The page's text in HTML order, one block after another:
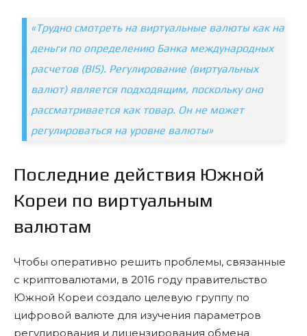
«Трудно смотреть на виртуальные валюты как на
деньги по определению Банка международных
расчетов (BIS). Регулирование (виртуальных
валют) является подходящим, поскольку оно
рассматривается как товар. Он не может
регулироваться на уровне валюты»
Последние действия Южной
Кореи по виртуальным
валютам
Чтобы оперативно решить проблемы, связанные
с криптовалютами, в 2016 году правительство
Южной Кореи создало целевую группу по
цифровой валюте для изучения параметров
регулирования и лицензирования обмена